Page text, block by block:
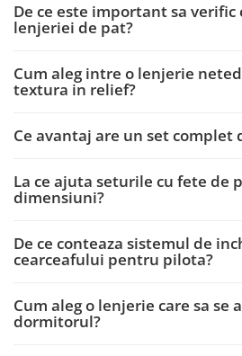
De ce este important sa verific
lenjeriei de pat?
Cum aleg intre o lenjerie
textura in relief?
Ce avantaj are un set complet
La ce ajuta seturile cu fete de
dimensiuni?
De ce conteaza sistemul de
cearceafului pentru pilota?
Cum aleg o lenjerie care sa se
dormitorul?